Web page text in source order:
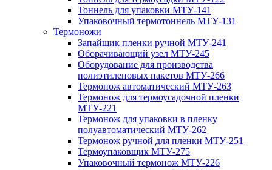
Тоннель для упаковки МТУ-141
Упаковочный термотоннель МТУ-131
Термоножи
Запайщик пленки ручной МТУ-241
Оборачивающий узел МТУ-245
Оборудование для производства
полиэтиленовых пакетов МТУ-266
Термонож автоматический МТУ-263
Термонож для термоусадочной пленки
МТУ-221
Термонож для упаковки в пленку
полуавтоматический МТУ-262
Термонож ручной для пленки МТУ-251
Термоупаковщик МТУ-275
Упаковочный термонож МТУ-226